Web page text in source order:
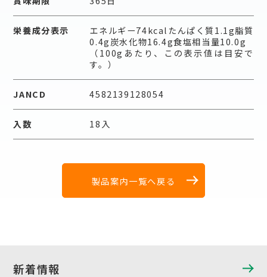
栄養成分表示
エネルギー74kcalたんぱく質1.1g脂質
0.4g炭水化物16.4g食塩相当量10.0g
（100gあたり、この表示値は目安で
す。）
JANCD 4582139128054
入数 18入
製品案内一覧へ戻る
新着情報